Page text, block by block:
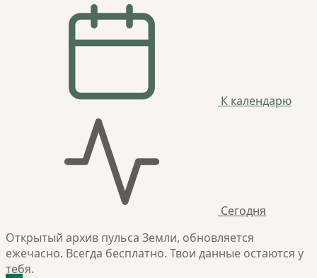
К календарю
Сегодня
Открытый архив пульса Земли, обновляется
ежечасно. Всегда бесплатно. Твои данные остаются у
тебя.